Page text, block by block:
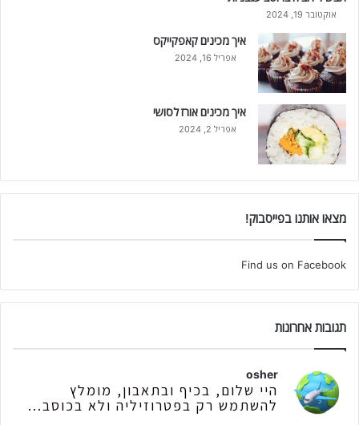
אוקטובר 19, 2024
איך מכינים קאפקייקס
אפריל 16, 2024
איך מכינים אורז לסושי
אפריל 2, 2024
מצאו אותנו בפייסבוק!
Find us on Facebook
תגובות אחרונות
osher
היי שלום, בכיף ובתאבון, מומלץ
להשתמש רק בפטרוזיליה ולא בכוסב...